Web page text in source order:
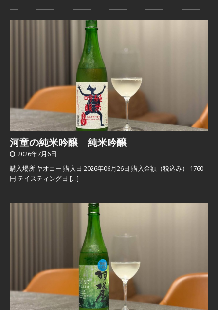
河童の純米吟醸 純米吟醸
2026年7月6日
購入場所 ヤオコー 購入日 2026年06月26日 購入金額（税込み） 1760
円 テイスティング日 […]